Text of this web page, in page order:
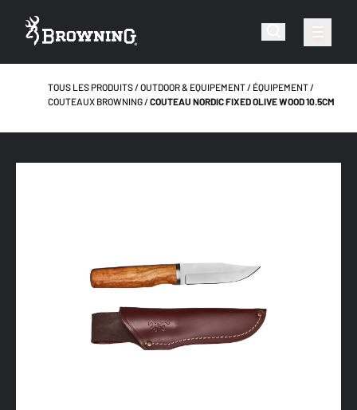
TOUS LES PRODUITS OUTDOOR & EQUIPEMENT
ÉQUIPEMENT
COUTEAUX BROWNING
COUTEAU NORDIC FIXED OLIVE WOOD 10.5CM